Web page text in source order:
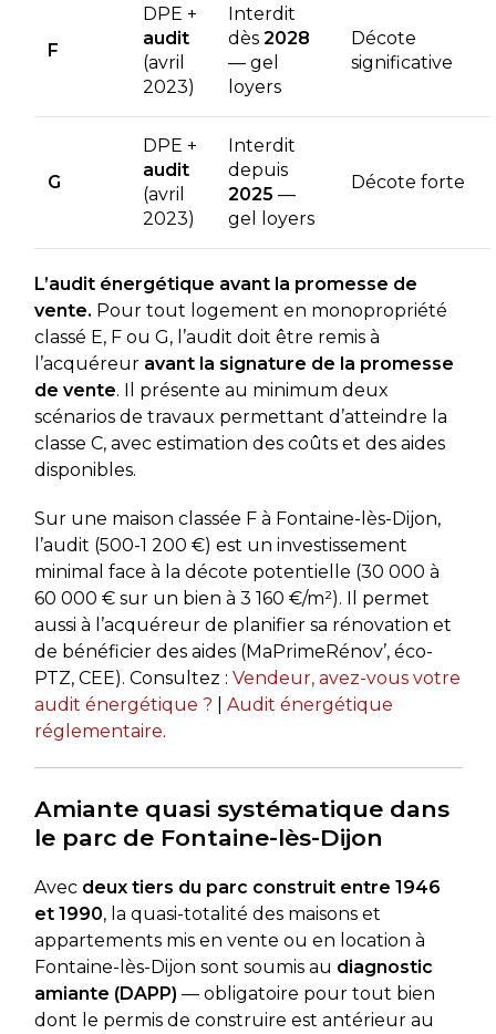
F
DPE +
audit
(avril
2023)
Interdit
dès 2028
— gel
loyers
Décote
significative
G
DPE +
audit
(avril
2023)
Interdit
depuis
2025 —
gel loyers
Décote forte
L’audit énergétique avant la promesse de
vente. Pour tout logement en monopropriété
classé E, F ou G, l’audit doit être remis à
l’acquéreur avant la signature de la promesse
de vente. Il présente au minimum deux
scénarios de travaux permettant d’atteindre la
classe C, avec estimation des coûts et des aides
disponibles.
Sur une maison classée F à Fontaine-lès-Dijon,
l’audit (500-1 200 €) est un investissement
minimal face à la décote potentielle (30 000 à
60 000 € sur un bien à 3 160 €/m²). Il permet
aussi à l’acquéreur de planifier sa rénovation et
de bénéficier des aides (MaPrimeRénov’, éco-
PTZ, CEE). Consultez : Vendeur, avez-vous votre
audit énergétique ?
Audit énergétique
réglementaire.
Amiante quasi systématique dans
le parc de Fontaine-lès-Dijon
Avec deux tiers du parc construit entre 1946
et 1990, la quasi-totalité des maisons et
appartements mis en vente ou en location à
Fontaine-lès-Dijon sont soumis au diagnostic
amiante (DAPP) — obligatoire pour tout bien
dont le permis de construire est antérieur au